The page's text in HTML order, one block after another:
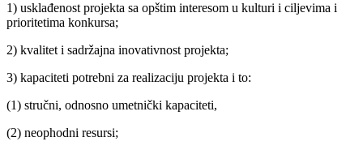
1) usklađenost projekta sa opštim interesom u kulturi i ciljevima i
prioritetima konkursa;
2) kvalitet i sadržajna inovativnost projekta;
3) kapaciteti potrebni za realizaciju projekta i to:
(1) stručni, odnosno umetnički kapaciteti,
(2) neophodni resursi;